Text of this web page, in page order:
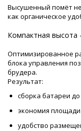
Высушенный помёт
как органическое
Компактная высота
Оптимизированное
блока управления
брудера.
Результат:
сборка батареи до
экономия
удобство